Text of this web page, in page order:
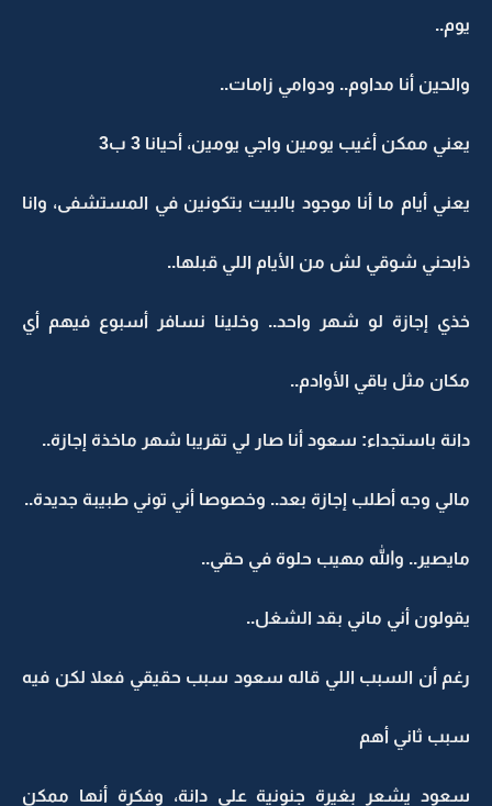
يوم..
والحين أنا مداوم.. ودوامي زامات..
يعني ممكن أغيب يومين واجي يومين، أحيانا 3 ب3
يعني أيام ما أنا موجود بالبيت بتكونين في المستشفى، وانا
ذابحني شوقي لش من الأيام اللي قبلها..
خذي إجازة لو شهر واحد.. وخلينا نسافر أسبوع فيهم أي
مكان مثل باقي الأوادم..
دانة باستجداء: سعود أنا صار لي تقريبا شهر ماخذة إجازة..
مالي وجه أطلب إجازة بعد.. وخصوصا أني توني طبيبة جديدة..
مايصير.. والله مهيب حلوة في حقي..
يقولون أني ماني بقد الشغل..
رغم أن السبب اللي قاله سعود سبب حقيقي فعلا لكن فيه
سبب ثاني أهم
سعود يشعر بغيرة جنونية على دانة، وفكرة أنها ممكن